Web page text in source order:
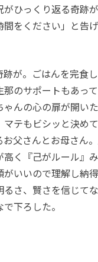
ひっくり返る奇跡
をください」と告
が。ごはんを完食
のサポートもあっ
ゃんの心の扉が開い
テもビシッと決め
父さんとお母さん
高く『己がルール』
いいので理解し納
るさ、賢さを信じて
下ろした。